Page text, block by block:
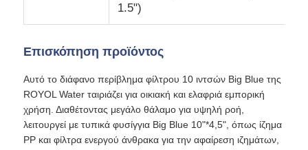
UV αποστειρωτής νερού
Εξαρτήματα Σύνδεσης Φίλτρου Νερού
Βιομηχανική μεμβράνη RO
RO κατοικία μεμβρανών
1.5")
Επισκόπηση προϊόντος
Αυτό το διάφανο περίβλημα φίλτρου 10 ιντσών Big Blue της
ROYOL Water ταιριάζει για οικιακή και ελαφριά εμπορική
χρήση. Διαθέτοντας μεγάλο θάλαμο για υψηλή ροή,
λειτουργεί με τυπικά φυσίγγια Big Blue 10"*4,5", όπως ίζημα
PP και φίλτρα ενεργού άνθρακα για την αφαίρεση ιζημάτων,